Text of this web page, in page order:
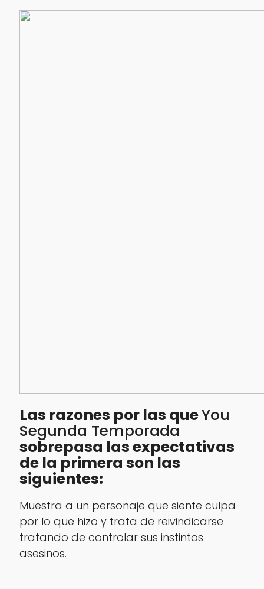
Las razones por las queYou
Segunda Temporada
sobrepasa las expectativas
de la primera son las
siguientes:
Muestra a un personaje que siente culpa
por lo que hizo y trata de reivindicarse
tratando de controlar sus instintos
asesinos.